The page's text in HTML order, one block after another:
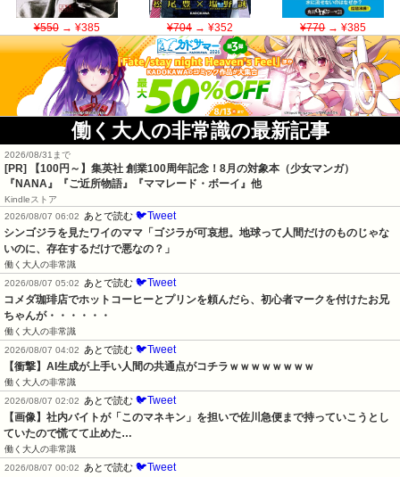
¥550→ ¥385 ¥704→ ¥352 ¥770→ ¥385
働く大人の非常識の最新記事
2026/08/31まで
[PR]
【100円～】集英社 創業100周年記念！8月の対象本（少女マンガ）
『NANA』『ご近所物語』『ママレード・ボーイ』他
Kindleストア
2026/08/07 06:02
あとで読む 🐦Tweet
シンゴジラを見たワイのママ「ゴジラが可哀想。地球って人間だけのものじゃな
いのに、存在するだけで悪なの？」
働く大人の非常識
2026/08/07 05:02
あとで読む 🐦Tweet
コメダ珈琲店でホットコーヒーとプリンを頼んだら、初心者マークを付けたお兄
ちゃんが・・・・・・
働く大人の非常識
2026/08/07 04:02
あとで読む 🐦Tweet
【衝撃】AI生成が上手い人間の共通点がコチラｗｗｗｗｗｗｗｗ
働く大人の非常識
2026/08/07 02:02
あとで読む 🐦Tweet
【画像】社内バイトが「このマネキン」を担いで佐川急便まで持っていこうとし
ていたので慌てて止めた…
働く大人の非常識
2026/08/07 00:02
あとで読む 🐦Tweet